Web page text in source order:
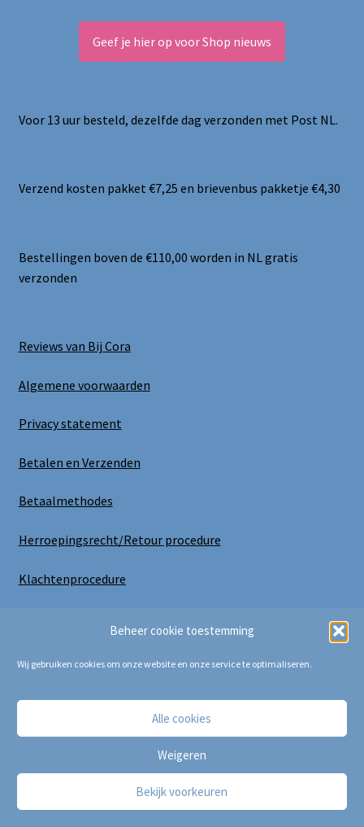
Beheer cookie toestemming
Wij gebruiken cookies om onze website en onze service te optimaliseren.
Alle cookies
Weigeren
Bekijk voorkeuren
Geef je hier op voor Shop nieuws
Voor 13 uur besteld, dezelfde dag verzonden met Post NL.
Verzend kosten pakket €7,25 en brievenbus pakketje €4,30
Bestellingen boven de €110,00 worden in NL gratis
verzonden
Reviews van Bij Cora
Algemene voorwaarden
Privacy statement
Betalen en Verzenden
Betaalmethodes
Herroepingsrecht/Retour procedure
Klachtenprocedure
Copyright Bij Cora 2025
Zoeken
Zoeken